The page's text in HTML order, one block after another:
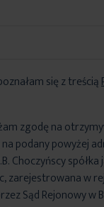
się z treścią
zgodę na
podany powyżej
Choczyńscy
zarejestrowana w
Sąd Rejonowy w